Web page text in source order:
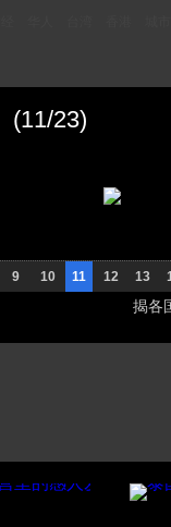
(11/23)
9 10 11 12 13
揭各